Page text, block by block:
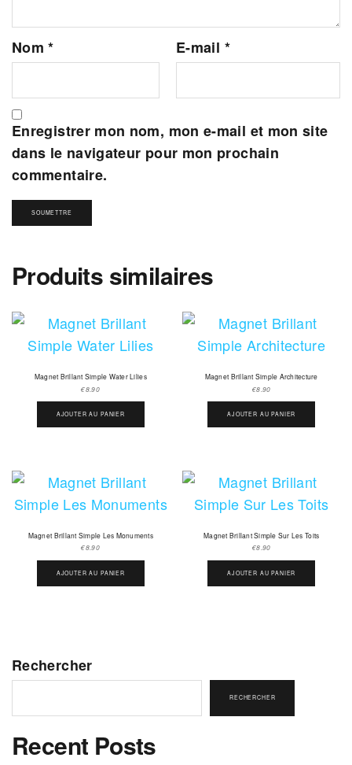
Nom* E-mail *
Enregistrer mon nom, mon e-mail et mon site
dans le navigateur pour mon prochain
commentaire.
Produits similaires
Magnet Brillant Simple Water Lilies
€8.90
AJOUTER AU PANIER
Magnet Brillant Simple Architecture
€8.90
AJOUTER AU PANIER
Magnet Brillant Simple Les Monuments
€8.90
AJOUTER AU PANIER
Magnet Brillant Simple Sur Les Toits
€8.90
AJOUTER AU PANIER
Rechercher
RECHERCHER
Recent Posts